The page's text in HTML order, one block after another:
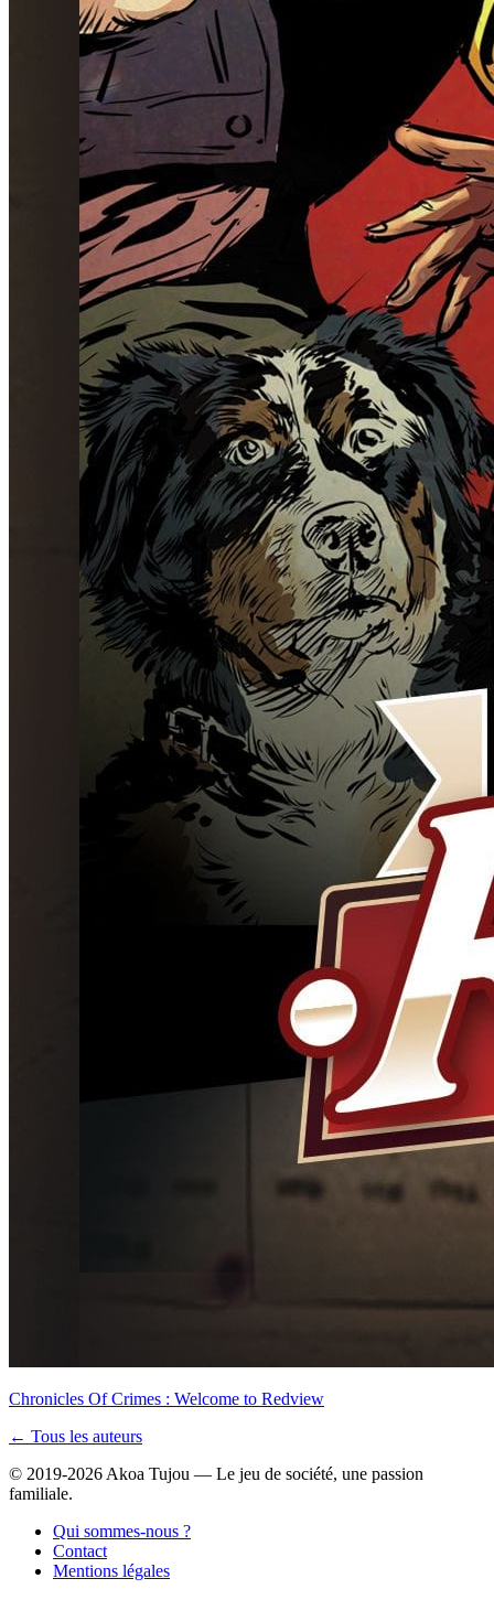
Chronicles Of Crimes : Welcome to Redview
← Tous les auteurs
© 2019-2026 Akoa Tujou — Le jeu de société, une passion
familiale.
Qui sommes-nous ?
Contact
Mentions légales